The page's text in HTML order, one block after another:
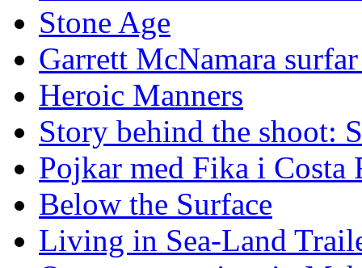
Stone Age
Garrett McNamara
Heroic Manners
Story behind the shoot:
Pojkar med Fika i Costa
Below the Surface
Living in Sea-Land